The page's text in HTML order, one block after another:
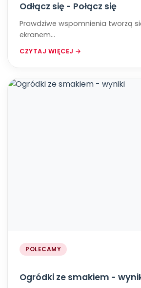
Odłącz się - Połącz się
Prawdziwe wspomnienia tworzą
ekranem...
CZYTAJ WIĘCEJ →
POLECAMY
Ogródki ze smakiem -